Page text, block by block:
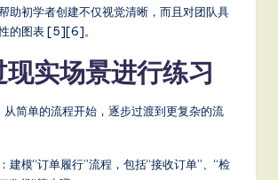
助初学者创建不仅视觉清晰，而且对团队具
的图表 [5][6]。
实场景进行练习
从简单的流程开始，逐步过渡到更复杂的流
：建模“订单履行”流程，包括“接收订单”、“检